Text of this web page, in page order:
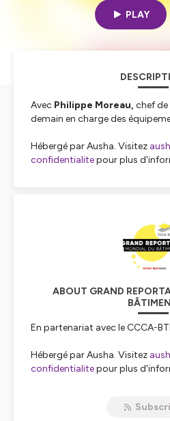
PLAY
Avec Philippe Moreau, chef
demain en charge des
Hébergé par Ausha. Visitez
confidentialitepour plus
ABOUT GRAND
En partenariat avec le CCCA-
Hébergé par Ausha. Visitez
confidentialitepour plus